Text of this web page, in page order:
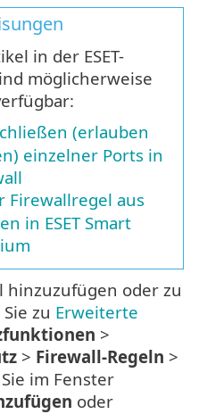
in der ESET-
möglicherweise
(erlauben
einzelner Ports in
Firewallregel aus
in ESET Smart
hinzuzufügen oder zu
zu Erweiterte
>
> Firewall-Regeln >
im Fenster
oder